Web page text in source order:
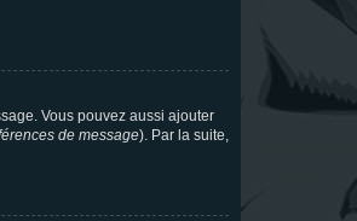
Vous pouvez aussi ajouter
de message). Par la suite,